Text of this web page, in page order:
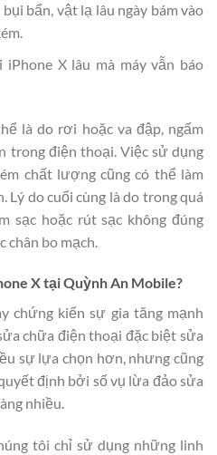
bẩn, vật lạ lâu ngày bám vào
X lâu mà máy vẫn báo
là do rơi hoặc va đập, ngấm
trong điện thoại. Việc sử dụng
chất lượng cũng có thể làm
Lý do cuối cùng là do trong quá
sạc hoặc rút sạc không đúng
chân bo mạch.
X tại Quỳnh An Mobile?
chứng kiến sự gia tăng mạnh
chữa điện thoại đặc biệt sửa
sự lựa chọn hơn, nhưng cũng
định bởi số vụ lừa đảo sửa
nhiều.
tôi chỉ sử dụng những linh